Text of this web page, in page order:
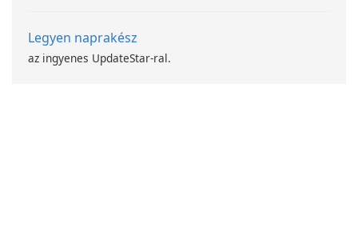
Legyen naprakész
az ingyenes UpdateStar-ral.